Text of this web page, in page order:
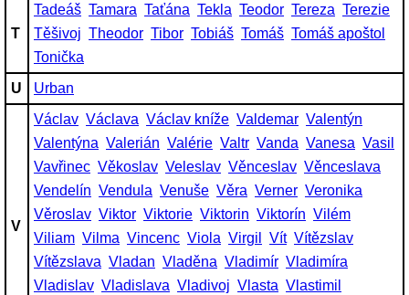
T
Tadeáš Tamara Taťána Tekla Teodor Tereza Terezie
Těšivoj Theodor Tibor Tobiáš Tomáš Tomáš apoštol
Tonička
U
Urban
V
Václav Václava Václav kníže Valdemar Valentýn
Valentýna Valerián Valérie Valtr Vanda Vanesa Vasil
Vavřinec Věkoslav Veleslav Věnceslav Věnceslava
Vendelín Vendula Venuše Věra Verner Veronika
Věroslav Viktor Viktorie Viktorin Viktorín Vilém
Viliam Vilma Vincenc Viola Virgil Vít Vítězslav
Vítězslava Vladan Vladěna Vladimír Vladimíra
Vladislav Vladislava Vladivoj Vlasta Vlastimil